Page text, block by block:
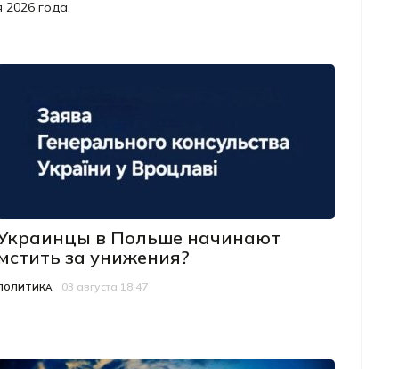
года.
в Польше начинают
за унижения?
публикации
03 августа 18:47